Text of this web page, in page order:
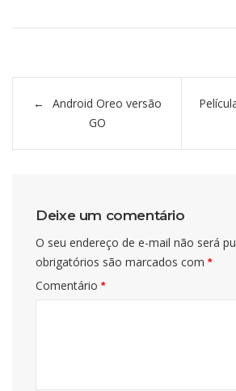
Post
Android Oreo versão
GO
Deixe um comentário
O seu endereço de e-mail não será
obrigatórios são marcados com*
Comentário*